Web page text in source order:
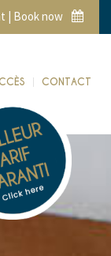
| Book now
CONTACT